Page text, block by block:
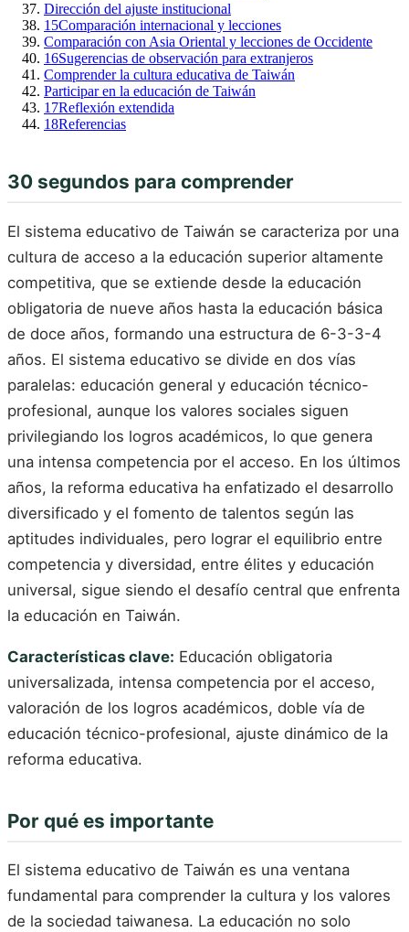
Dirección del ajuste institucional
15Comparación internacional y lecciones
Comparación con Asia Oriental y lecciones de Occidente
16Sugerencias de observación para extranjeros
Comprender la cultura educativa de Taiwán
Participar en la educación de Taiwán
17Reflexión extendida
18Referencias
30 segundos para comprender
El sistema educativo de Taiwán se caracteriza por una
cultura de acceso a la educación superior altamente
competitiva, que se extiende desde la educación
obligatoria de nueve años hasta la educación básica
de doce años, formando una estructura de 6-3-3-4
años. El sistema educativo se divide en dos vías
paralelas: educación general y educación técnico-
profesional, aunque los valores sociales siguen
privilegiando los logros académicos, lo que genera
una intensa competencia por el acceso. En los últimos
años, la reforma educativa ha enfatizado el desarrollo
diversificado y el fomento de talentos según las
aptitudes individuales, pero lograr el equilibrio entre
competencia y diversidad, entre élites y educación
universal, sigue siendo el desafío central que enfrenta
la educación en Taiwán.
Características clave: Educación obligatoria
universalizada, intensa competencia por el acceso,
valoración de los logros académicos, doble vía de
educación técnico-profesional, ajuste dinámico de la
reforma educativa.
Por qué es importante
El sistema educativo de Taiwán es una ventana
fundamental para comprender la cultura y los valores
de la sociedad taiwanesa. La educación no solo